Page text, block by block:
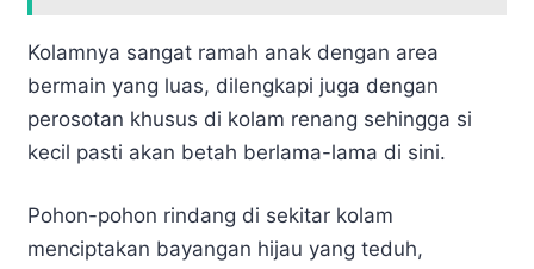
Kolamnya sangat ramah anak dengan area
bermain yang luas, dilengkapi juga dengan
perosotan khusus di kolam renang sehingga si
kecil pasti akan betah berlama-lama di sini.
Pohon-pohon rindang di sekitar kolam
menciptakan bayangan hijau yang teduh,